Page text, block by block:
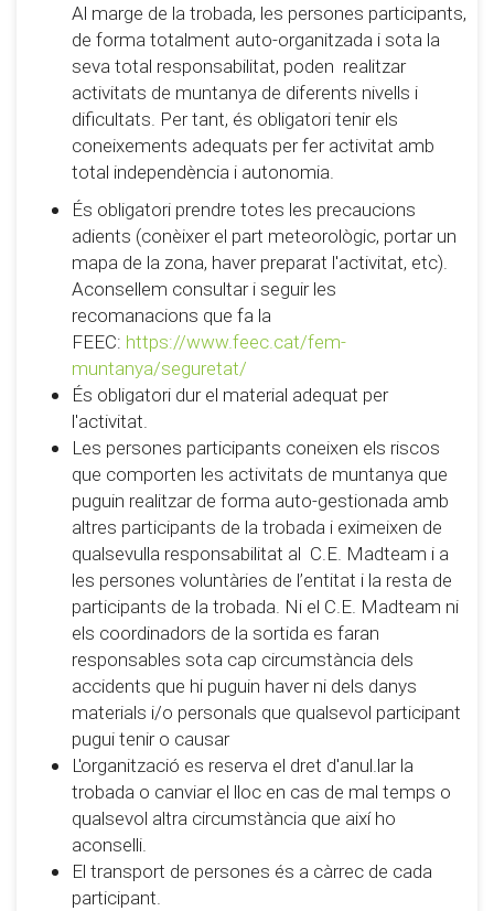
Al marge de la trobada, les persones participants,
de forma totalment auto-organitzada i sota la
seva total responsabilitat, poden realitzar
activitats de muntanya de diferents nivells i
dificultats. Per tant, és obligatori tenir els
coneixements adequats per fer activitat amb
total independència i autonomia.
És obligatori prendre totes les precaucions
adients (conèixer el part meteorològic, portar un
mapa de la zona, haver preparat l'activitat, etc).
Aconsellem consultar i seguir les
recomanacions que fa la
FEEC: https://www.feec.cat/fem-
muntanya/seguretat/
És obligatori dur el material adequat per
l'activitat.
Les persones participants coneixen els riscos
que comporten les activitats de muntanya que
puguin realitzar de forma auto-gestionada amb
altres participants de la trobada i eximeixen de
qualsevulla responsabilitat al C.E. Madteam i a
les persones voluntàries de l’entitat i la resta de
participants de la trobada. Ni el C.E. Madteam ni
els coordinadors de la sortida es faran
responsables sota cap circumstància dels
accidents que hi puguin haver ni dels danys
materials i/o personals que qualsevol participant
pugui tenir o causar
L'organització es reserva el dret d'anul.lar la
trobada o canviar el lloc en cas de mal temps o
qualsevol altra circumstància que així ho
aconselli.
El transport de persones és a càrrec de cada
participant.